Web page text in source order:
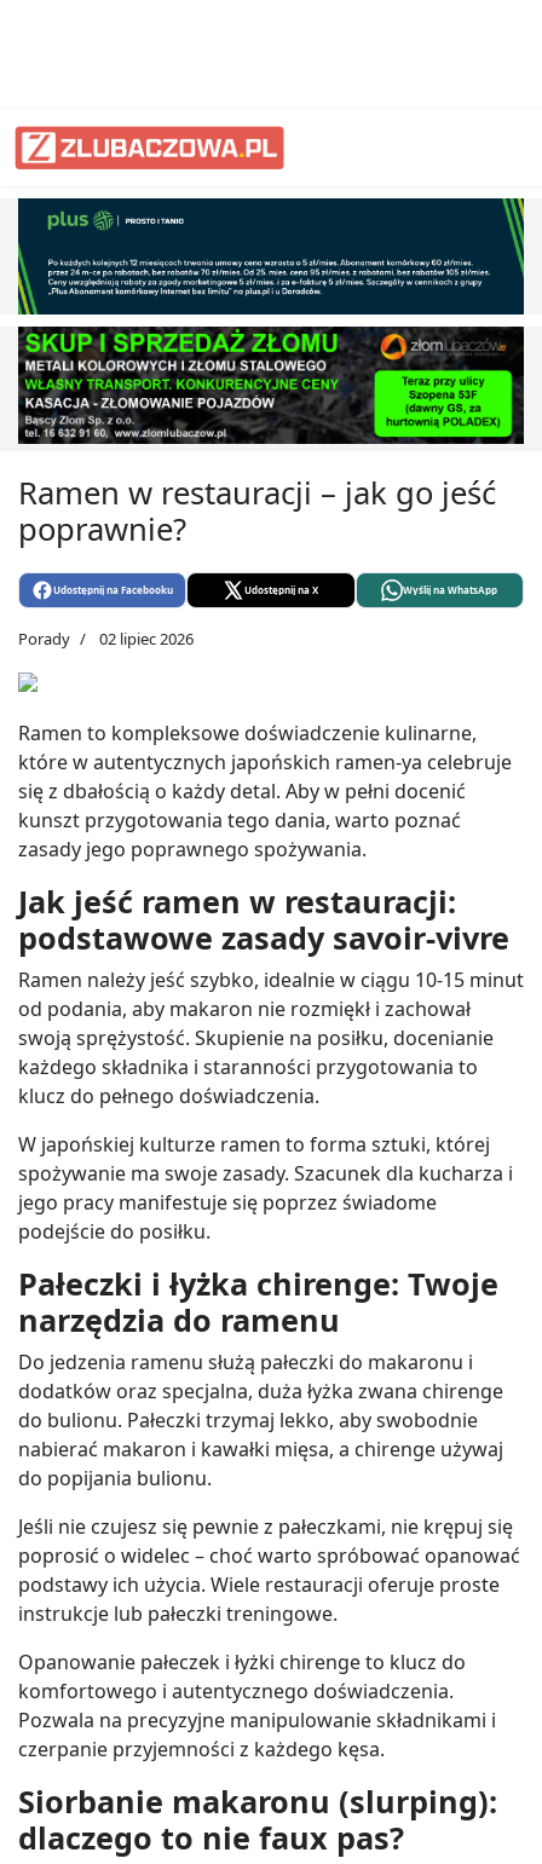
Ramen w restauracji – jak go jeść
poprawnie?
Udostępnij na Facebooku Udostępnij na X Wyślij na WhatsApp
Porady 02 lipiec 2026
Ramen to kompleksowe doświadczenie kulinarne,
które w autentycznych japońskich ramen-ya celebruje
się z dbałością o każdy detal. Aby w pełni docenić
kunszt przygotowania tego dania, warto poznać
zasady jego poprawnego spożywania.
Jak jeść ramen w restauracji:
podstawowe zasady savoir-vivre
Ramen należy jeść szybko, idealnie w ciągu 10-15 minut
od podania, aby makaron nie rozmiękł i zachował
swoją sprężystość. Skupienie na posiłku, docenianie
każdego składnika i staranności przygotowania to
klucz do pełnego doświadczenia.
W japońskiej kulturze ramen to forma sztuki, której
spożywanie ma swoje zasady. Szacunek dla kucharza i
jego pracy manifestuje się poprzez świadome
podejście do posiłku.
Pałeczki i łyżka chirenge: Twoje
narzędzia do ramenu
Do jedzenia ramenu służą pałeczki do makaronu i
dodatków oraz specjalna, duża łyżka zwana chirenge
do bulionu. Pałeczki trzymaj lekko, aby swobodnie
nabierać makaron i kawałki mięsa, a chirenge używaj
do popijania bulionu.
Jeśli nie czujesz się pewnie z pałeczkami, nie krępuj się
poprosić o widelec – choć warto spróbować opanować
podstawy ich użycia. Wiele restauracji oferuje proste
instrukcje lub pałeczki treningowe.
Opanowanie pałeczek i łyżki chirenge to klucz do
komfortowego i autentycznego doświadczenia.
Pozwala na precyzyjne manipulowanie składnikami i
czerpanie przyjemności z każdego kęsa.
Siorbanie makaronu (slurping):
dlaczego to nie faux pas?